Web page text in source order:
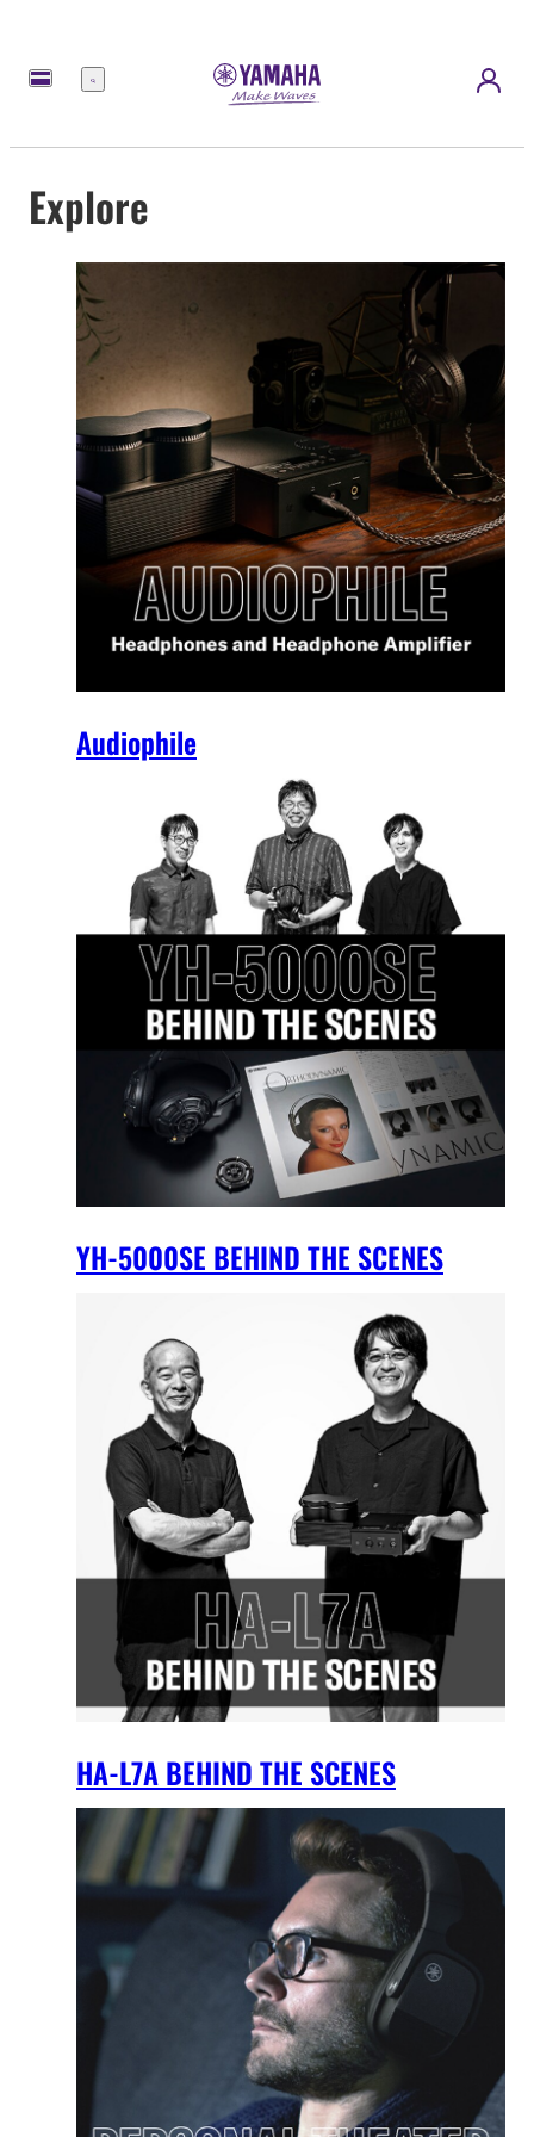
Menü
Explore
Audiophile
YH-5000SE BEHIND THE SCENES
HA-L7A BEHIND THE SCENES